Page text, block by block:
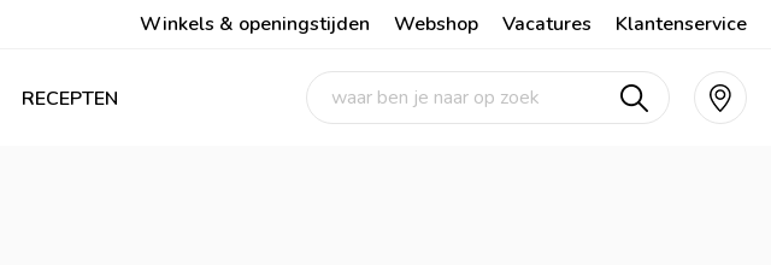
Winkels & openingstijden Webshop Vacatures Klantenservice
RECEPTEN